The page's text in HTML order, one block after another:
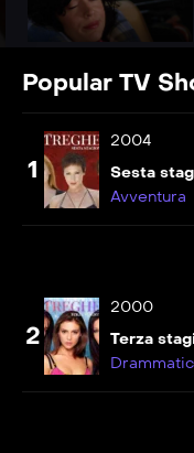
S07E11
S07E12
Un prezzo da
pagare
Popular TV
1
2004
Sesta
Avventura
2
2000
Terza